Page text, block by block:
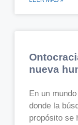
nueva
En un
donde la
propósito se